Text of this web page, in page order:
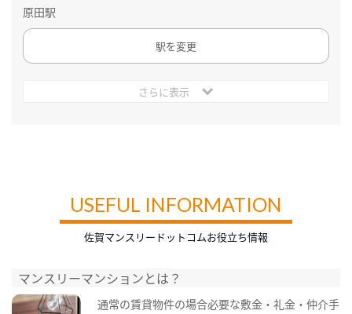
原田駅
駅を変更
さらに表示
USEFUL INFORMATION
佐賀マンスリードットコムお役立ち情報
マンスリーマンションとは？
通常の賃貸物件の場合必要な敷金・礼金・仲介手